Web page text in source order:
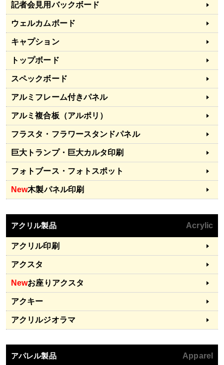
記者会見用バックボード
ウェルカムボード
キャプション
トップボード
スペックボード
アルミフレーム付きパネル
アルミ複合板（アルポリ）
フラスタ・フラワースタンドパネル
巨大トランプ・巨大カルタ印刷
フォトブース・フォトスポット
New木製パネル印刷
アクリル製品 Acrylic
アクリル印刷
アクスタ
Newお座りアクスタ
アクキー
アクリルジオラマ
アパレル製品 Apparel